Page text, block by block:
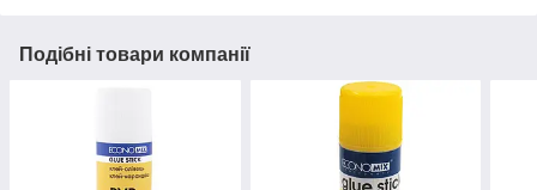
Подібні товари компанії